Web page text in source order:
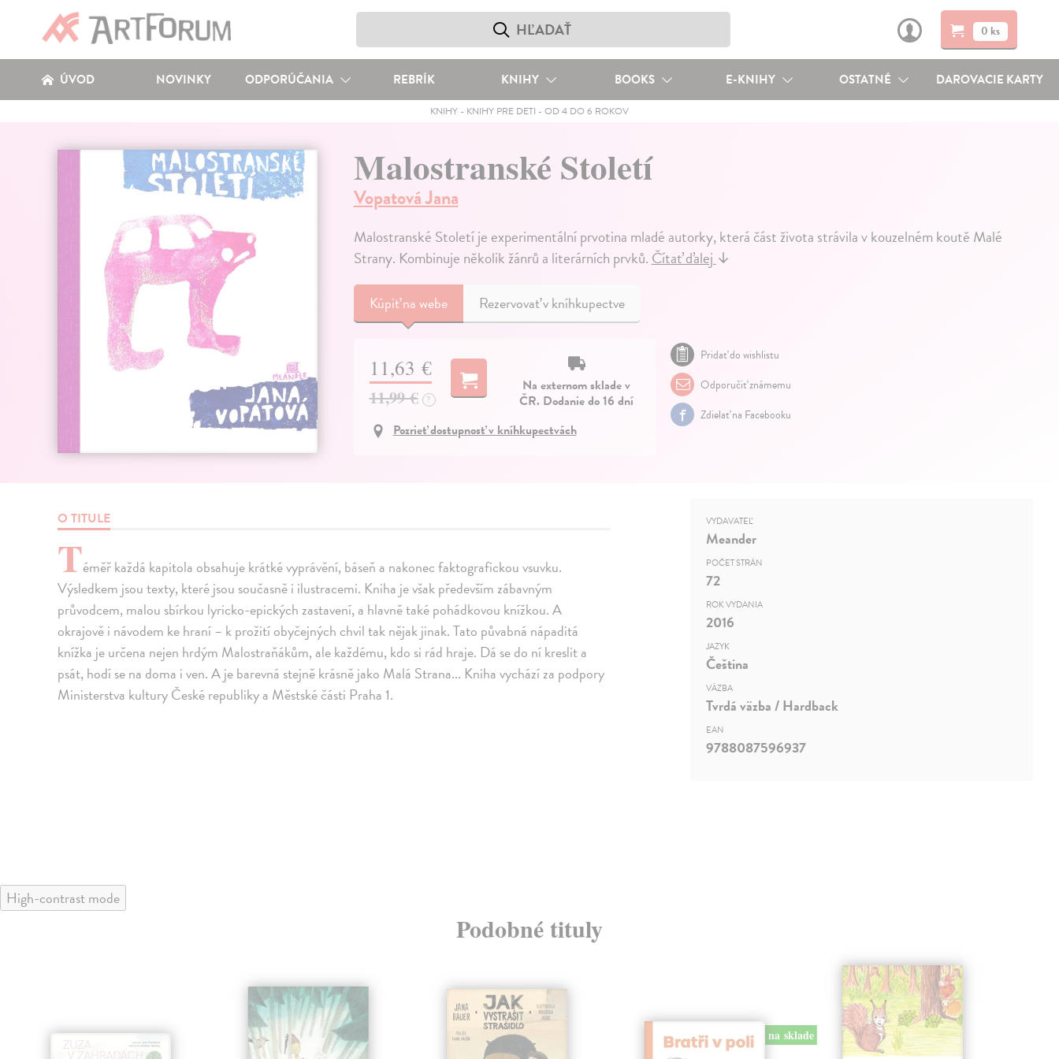
0 ks
ÚVOD NOVINKY ODPORÚČANIA REBRÍK KNIHY BOOKS E-KNIHY OSTATNÉ DAROVACIE KARTY
KNIHY- KNIHY PRE DETI - OD 4 DO 6 ROKOV
Malostranské Století
Vopatová Jana
Malostranské Století je experimentální prvotina mladé autorky, která část života strávila v kouzelném koutě Malé
Strany. Kombinuje několik žánrů a literárních prvků.Čítať ďalej↓
Kúpiťna webe Rezervovať v kníhkupectve
11,63 €
11,99 € ?
Na externom sklade v
ČR. Dodanie do 16 dní
Pozrieť dostupnosť v kníhkupectvách
Pridať do wishlistu
Odporučiť známemu
Zdielať na Facebooku
O TITULE
Téměř každá kapitola obsahuje krátké vyprávění, báseň a nakonec faktografickou vsuvku.
Výsledkem jsou texty, které jsou současně i ilustracemi. Kniha je však především zábavným
průvodcem, malou sbírkou lyricko-epických zastavení, a hlavně také pohádkovou knížkou. A
okrajově i návodem ke hraní – k prožití obyčejných chvil tak nějak jinak. Tato půvabná nápaditá
knížka je určena nejen hrdým Malostraňákům, ale každému, kdo si rád hraje. Dá se do ní kreslit a
psát, hodí se na doma i ven. A je barevná stejně krásně jako Malá Strana... Kniha vychází za podpory
Ministerstva kultury České republiky a Městské části Praha 1.
VYDAVATEĽ
Meander
POČET STRÁN
72
ROK VYDANIA
2016
JAZYK
Čeština
VÄZBA
Tvrdá väzba / Hardback
EAN
9788087596937
High-contrast mode
Podobné tituly
na sklade